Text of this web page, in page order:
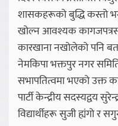
शासकहरूको बुद्धि कस्तो
खोल्न आवश्यक
कारखाना नखोलेको पनि
नेमकिपा भक्तपुर नगर
सभापतित्वमा भएको उक्त
पार्टी केन्द्रीय सदस्यद्वय
विद्यार्थीहरू सुजी ह्यंगो र